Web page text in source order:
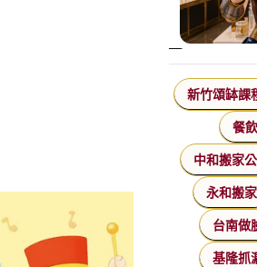
新竹頌缽課
餐
中和搬家
永和搬家
台南做
基隆抓